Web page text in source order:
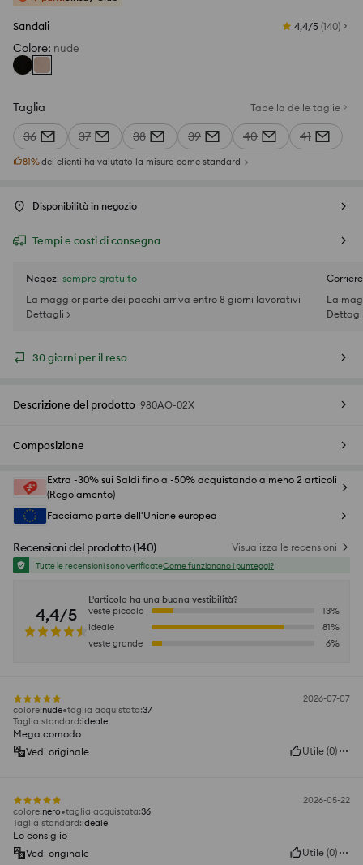
Sandali 4,4/5 (140)
Colore: nude
Taglia Tabella delle taglie
36 37 38 39 40 41
81%dei clienti ha valutato la misura come standard
Disponibilità in negozio
Tempi e costi di consegna
Negozi sempre gratuito
La maggior parte dei pacchi arriva entro 8 giorni lavorativi
Dettagli >
La
30 giorni per il reso
Descrizione del prodotto 980AO-02X
Composizione
Extra -30% sui Saldi fino a -50% acquistando almeno 2 articoli
(Regolamento)
Facciamo parte dell'Unione europea
Recensioni del prodotto(140) Visualizza le recensioni
Tutte le recensioni sono verificateCome funzionano i punteggi?
4,4/5
L'articolo ha una buona vestibilità?
veste piccolo
13%
ideale
81%
veste grande
6%
2026-07-07
colore:nude taglia acquistata:37
Taglia standard:ideale
Mega comodo
Vedi originale
Utile (0)
2026-05-22
colore:nero taglia acquistata:36
Taglia standard:ideale
Lo consiglio
Vedi originale
Utile (0)